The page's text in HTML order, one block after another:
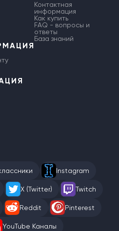
Контактная
информация
Как купить
FAQ - вопросы и
ответы
База знаний
Instagram
X (Twitter) Twitch
Reddit Pinterest
YouTube Каналы